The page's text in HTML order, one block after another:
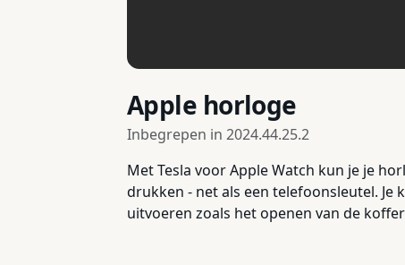
Apple horloge
Inbegrepen in 2024.44.25.2
Met Tesla voor Apple Watch kun je je
drukken - net als een telefoonsleutel.
uitvoeren zoals het openen van de